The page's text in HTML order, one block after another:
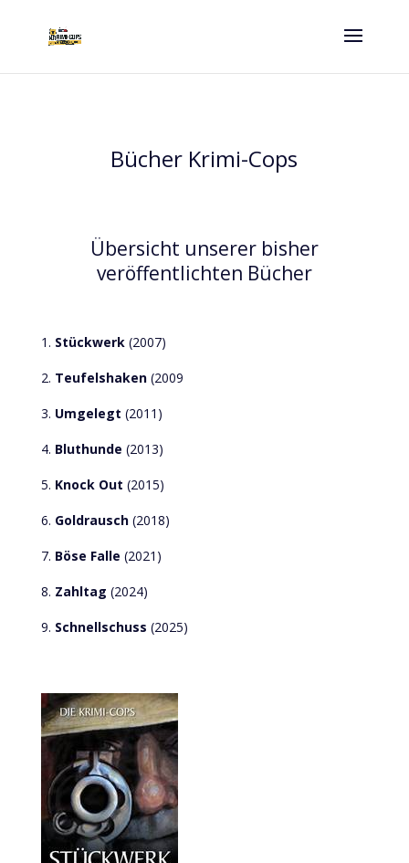
Bücher Krimi-Cops
Übersicht unserer bisher
veröffentlichten Bücher
1. Stückwerk(2007)
2. Teufelshaken(2009
3. Umgelegt (2011)
4. Bluthunde (2013)
5. Knock Out (2015)
6. Goldrausch(2018)
7. Böse Falle (2021)
8. Zahltag (2024)
9. Schnellschuss (2025)